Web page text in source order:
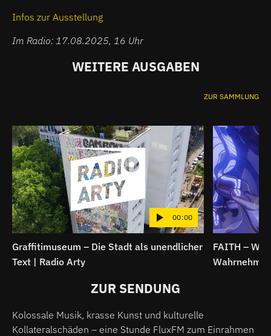
Infos zur Ausstellung
Im Radio: 17.08.2025, 16 Uhr
WEITERE AUSGABEN
ZUR SAMMLUNG
00:00
Graffitimuseum – Die Stadt als unendlicher
Text | Radio Arty
FAITH –
ZUR SENDUNG
Kolossale Musik, krasse Kunst und kulturelle
Kollateralschäden – eine Stunde FluxFM zum Einrahmen